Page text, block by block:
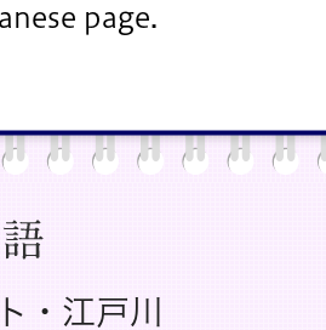
page.
・江戸川